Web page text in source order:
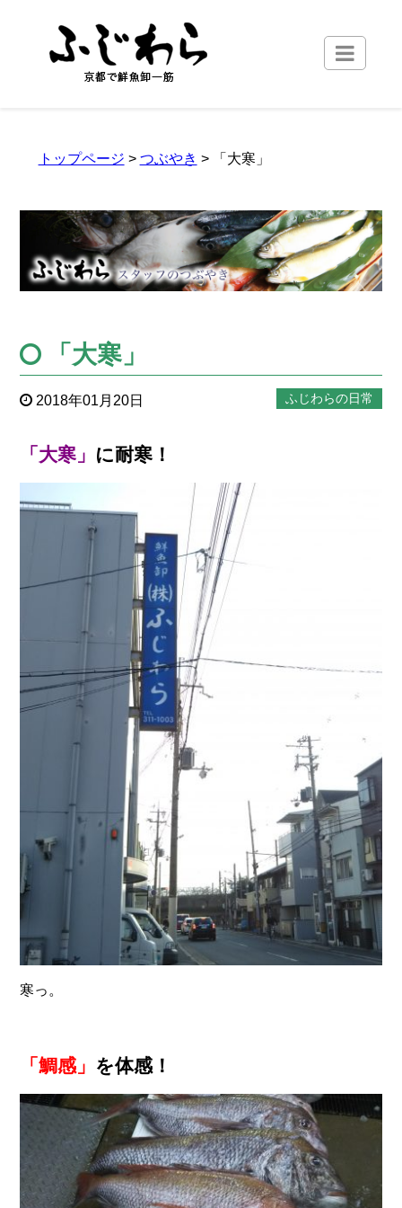
トップページ > つぶやき > 「大寒」
「大寒」
2018年01月20日 ふじわらの日常
「大寒」 に耐寒 ！
寒っ。
「鯛感」 を体感！